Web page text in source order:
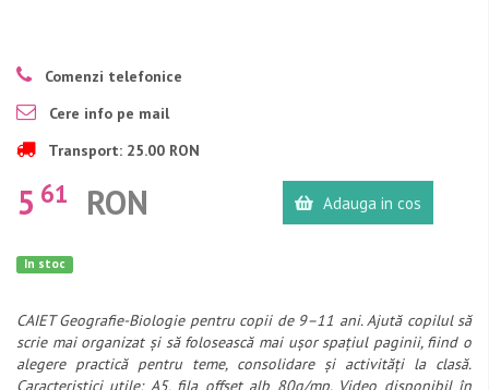
Comenzi telefonice
Cere info pe mail
Transport: 25.00 RON
5 61 RON Adauga in cos
In stoc
CAIET Geografie-Biologie pentru copii de 9–11 ani. Ajută copilul să
scrie mai organizat și să folosească mai ușor spațiul paginii, fiind o
alegere practică pentru teme, consolidare și activități la clasă.
Caracteristici utile: A5, fila offset alb 80g/mp. Video disponibil în